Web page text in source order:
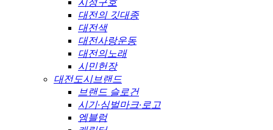
대전의 깃대종
대전색
대전사랑운동
대전의노래
시민헌장
대전도시브랜드
브랜드 슬로건
시기·심벌마크·로고
엠블럼